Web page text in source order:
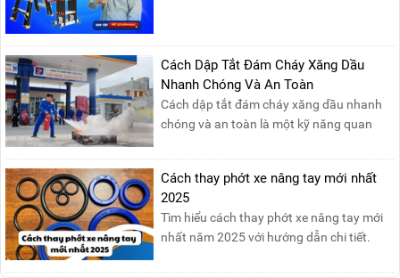
phần quà siêu hấp dẫn và mua sắm
những sản phẩm thang chính hãng với
mức giá không thể tốt hơn!Tham gia
Mega Live, bạn sẽ nhận được gì?...
Cách Dập Tắt Đám Cháy Xăng Dầu
Nhanh Chóng Và An Toàn
Cách dập tắt đám cháy xăng dầu nhanh
chóng và an toàn là một kỹ năng quan
cháy xăng dầu rất dễ lan rộng và gây thiệt
hại nghiêm trọng nếu không được xử lý kịp
thời. Vì vậy, việc hiểu rõ các phương pháp
dập tắt...
Cách thay phớt xe nâng tay mới nhất
2025
Tìm hiểu cách thay phớt xe nâng tay mới
nhất năm 2025 với hướng dẫn chi tiết.